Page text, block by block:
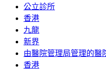
公立診所
香港
九龍
新界
由醫院管理局管理的醫
香港